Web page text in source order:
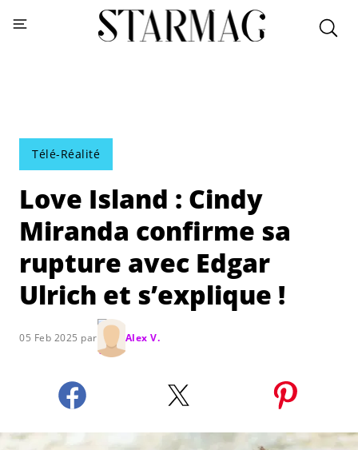
Télé-Réalité
Love Island : Cindy
Miranda confirme sa
rupture avec Edgar
Ulrich et s’explique !
05 Feb 2025 par Alex V.